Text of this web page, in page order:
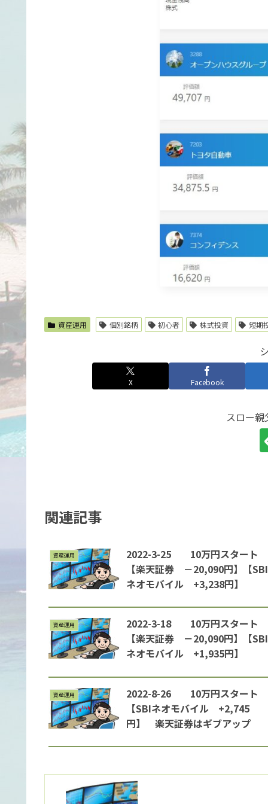
資産運用 個別銘柄 初心者 株式投資 短期
X Facebook
スロー
関連記事
資産運用
2022-3-25 10万円スタート
【楽天証券 －20,090円】【SBI
ネオモバイル +3,238円】
資産運用
2022-3-18 10万円スタート
【楽天証券 －20,090円】【SBI
ネオモバイル +1,935円】
資産運用
2022-8-26 10万円スタート
【SBIネオモバイル +2,745
円】 楽天証券はギブアップ